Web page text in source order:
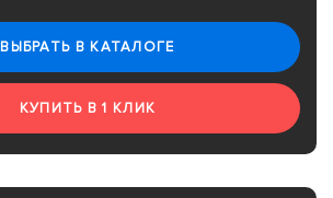
ВЫБРАТЬ В КАТАЛОГЕ
КУПИТЬ В 1 КЛИК